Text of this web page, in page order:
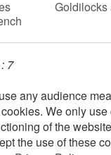
Goldilocks
7
any audience
We only
of the
the use of these